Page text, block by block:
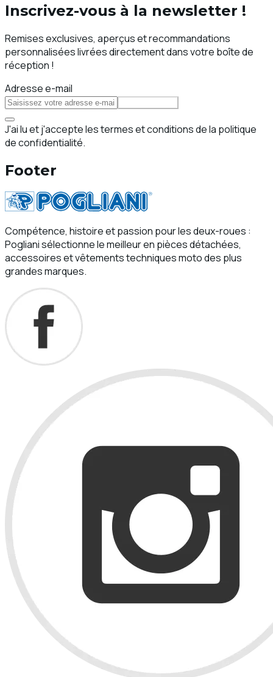
Inscrivez-vous à la newsletter !
Remises exclusives, aperçus et recommandations
personnalisées livrées directement dans votre boîte de
réception !
Adresse e-mail
J'ai lu et j'accepte les termes et conditions de la politique
de confidentialité.
Footer
Compétence, histoire et passion pour les deux-roues :
Pogliani sélectionne le meilleur en pièces détachées,
accessoires et vêtements techniques moto des plus
grandes marques.